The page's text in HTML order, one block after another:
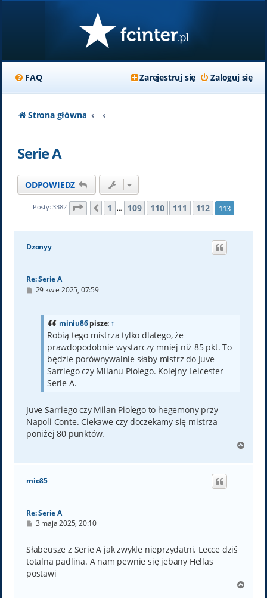
FAQ Zaloguj się
Zarejestruj się
Strona główna
Serie A
ODPOWIEDZ
Posty: 3382 Strona 113 z113
Poprzednia
1 … 109 110 111 112 113
Dzonyy
Re: Serie A
P29 kwie 2025, 07:59
miniu86pisze: ↑
Robią tego mistrza tylko dlatego, że
prawdopodobnie wystarczy mniej niż 85 pkt. To
będzie porównywalnie słaby mistrz do Juve
Sarriego czy Milanu Piolego. Kolejny Leicester
Serie A.
Juve Sarriego czy Milan Piolego to hegemony przy
Napoli Conte. Ciekawe czy doczekamy się mistrza
poniżej 80 punktów.
g
mio85
Re: Serie A
P
t
3 maja 2025, 20:10
Słabeusze z Serie A jak zwykle nieprzydatni. Lecce dziś
totalna padlina. A nam pewnie się jebany Hellas
postawi